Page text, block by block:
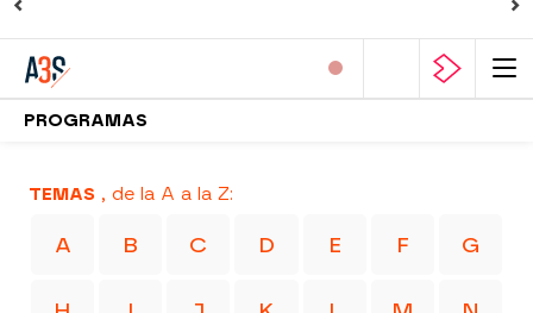
PROGRAMAS
TEMAS , de la A a la Z:
A B C D E F G